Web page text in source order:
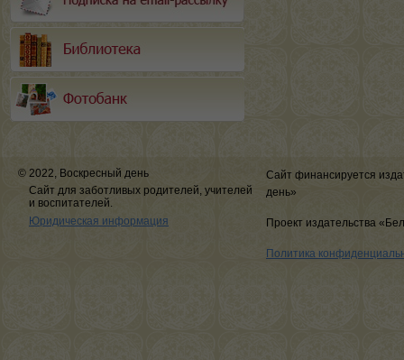
© 2022, Воскресный день
Сайт для заботливых родителей, учителей
и воспитателей.
Юридическая информация
Сайт финансируется
день»
Проект издательства
Политика